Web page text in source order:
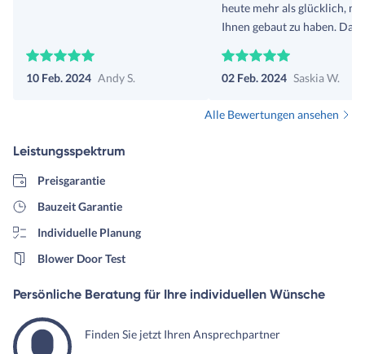
10 Feb. 2024 Andy S.
heute mehr als glücklich, mit
Ihnen gebaut zu haben.
namenhaften Franchise-
Baufirma, da wir sonst (so
Grundstücke ran gekommen
Boden. Man sagte uns am
Haustypen viel zu hoch und
02 Feb. 2024 Saskia W.
Alle Bewertungen ansehen
Leistungsspektrum
Preisgarantie
Bauzeit Garantie
Individuelle Planung
Blower Door Test
Persönliche Beratung für Ihre individuellen Wünsche
Finden Sie jetzt Ihren Ansprechpartner